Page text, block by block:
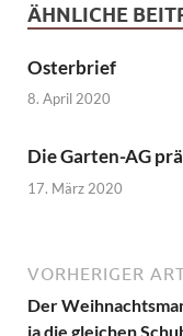
ÄHNLICHE
Osterbrief
8. April 2020
Die Garten-AG
17. März 2020
VORHERIGER
Der
ja die gleichen